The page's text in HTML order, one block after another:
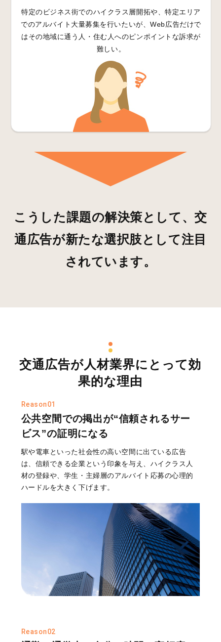
特定のビジネス街でのハイクラス層開拓や、特定エリア
でのアルバイト大量募集を行いたいが、Web広告だけで
はその地域に通う人・住む人へのピンポイントな訴求が
難しい。
こうした課題の解決策として、交
通広告が新たな選択肢として注目
されています。
交通広告が人材業界にとって効
果的な理由
Reason01
公共空間での掲出が“信頼されるサー
ビス”の証明になる
駅や電車といった社会性の高い空間に出ている広告
は、信頼できる企業という印象を与え、ハイクラス人
材の登録や、学生・主婦層のアルバイト応募の心理的
ハードルを大きく下げます。
Reason02